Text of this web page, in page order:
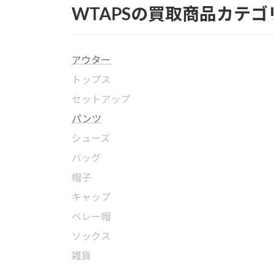
WTAPSの買取商品カテゴ
アウター
トップス
セットアップ
パンツ
シューズ
バッグ
帽子
キャップ
ベレー帽
ソックス
雑貨